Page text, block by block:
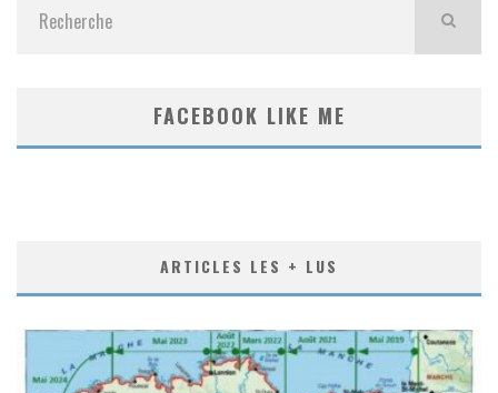
FACEBOOK LIKE ME
ARTICLES LES + LUS